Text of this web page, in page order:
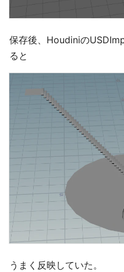
保存後、Houdiniの
ると
うまく反映していた。